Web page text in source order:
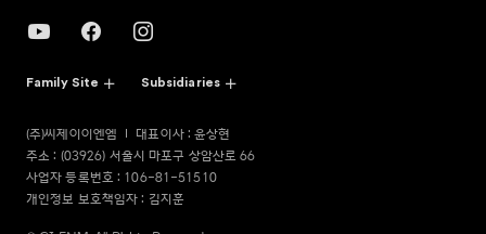
Family Site Subsidiaries
(주)씨제이이엔엠
대표이사 : 윤상현
주소 : (03926) 서울시 마포구 상암산로 66
사업자 등록번호 : 106-81-51510
개인정보 보호책임자 : 김지훈